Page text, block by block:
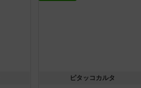
ピタッコカルタ